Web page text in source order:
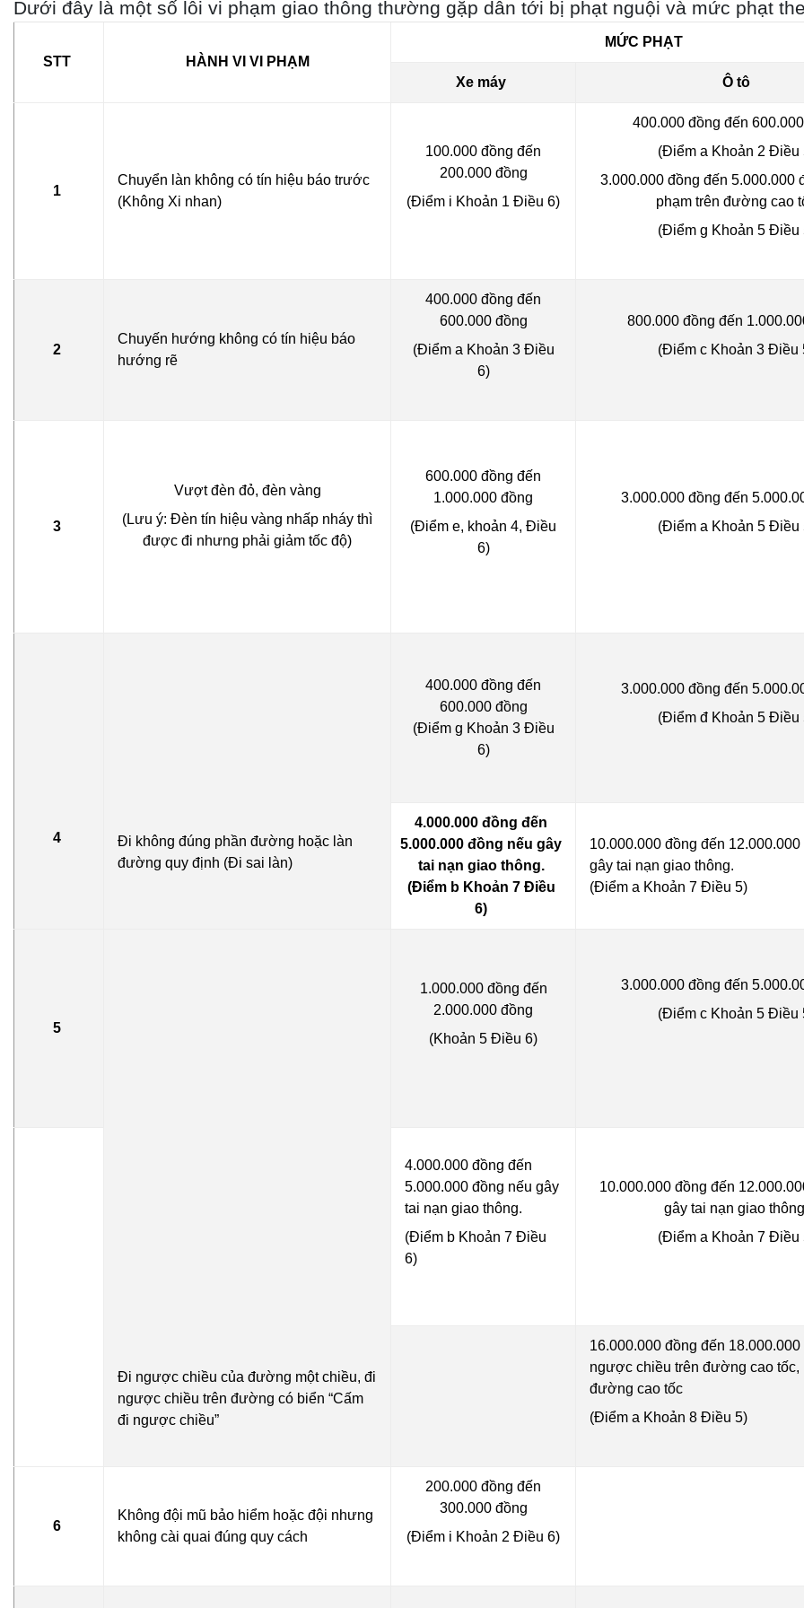
Dưới đây là một số lỗi vi phạm giao thông thường gặp dẫn tới bị phạt nguội và mức phạt
STT HÀNH VI VI PHẠM
MỨC PHẠT
Xe máy Ô tô
1
Chuyển làn không có tín hiệu báo trước
(Không Xi nhan)
100.000 đồng đến
200.000 đồng
(Điểm i Khoản 1 Điều 6)
400.000 đồng đến
(Điểm a Khoản 2 Điều
3.000.000 đồng đến 5.000.000
phạm trên đường cao
(Điểm g Khoản 5 Điều
2
Chuyến hướng không có tín hiệu báo
hướng rẽ
400.000 đồng đến
600.000 đồng
(Điểm a Khoản 3 Điều
6)
800.000 đồng đến
(Điểm c Khoản 3 Điều
3
Vượt đèn đỏ, đèn vàng
(Lưu ý: Đèn tín hiệu vàng nhấp nháy thì
được đi nhưng phải giảm tốc độ)
600.000 đồng đến
1.000.000 đồng
(Điểm e, khoản 4, Điều
6)
3.000.000 đồng đến
(Điểm a Khoản 5 Điều
4
Đi không đúng phần đường hoặc làn
đường quy định (Đi sai làn)
400.000 đồng đến
600.000 đồng
(Điểm g Khoản 3 Điều
6)
3.000.000 đồng đến
(Điểm đ Khoản 5 Điều
4.000.000 đồng đến
5.000.000 đồng nếu gây
tai nạn giao thông.
(Điểm b Khoản 7 Điều
6)
10.000.000 đồng đến
gây tai nạn giao thông.
(Điểm a Khoản 7 Điều 5)
5
Đi ngược chiều của đường một chiều, đi
ngược chiều trên đường có biển “Cấm
đi ngược chiều”
1.000.000 đồng đến
2.000.000 đồng
(Khoản 5 Điều 6)
3.000.000 đồng đến
(Điểm c Khoản 5 Điều
4.000.000 đồng đến
5.000.000 đồng nếu gây
tai nạn giao thông.
(Điểm b Khoản 7 Điều
6)
10.000.000 đồng đến
gây tai nạn giao
(Điểm a Khoản 7 Điều
16.000.000 đồng đến
ngược chiều trên đường cao tốc,
đường cao tốc
(Điểm a Khoản 8 Điều 5)
6
Không đội mũ bảo hiểm hoặc đội nhưng
không cài quai đúng quy cách
200.000 đồng đến
300.000 đồng
(Điểm i Khoản 2 Điều 6)